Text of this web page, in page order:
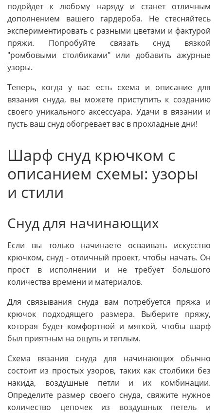
подойдет к любому наряду и станет отличным
дополнением вашего гардероба. Не стесняйтесь
экспериментировать с разными цветами и фактурой
пряжи. Попробуйте связать снуд вязкой
"ромбовыми столбиками" или добавить ажурные
узоры.
Теперь, когда у вас есть схема и описание для
вязания снуда, вы можете приступить к созданию
своего уникального аксессуара. Удачи в вязании и
пусть ваш снуд обогревает вас в прохладные дни!
Шарф снуд крючком с
описанием схемы: узоры
и стили
Снуд для начинающих
Если вы только начинаете осваивать искусство
крючком, снуд - отличный проект, чтобы начать. Он
прост в исполнении и не требует большого
количества времени и материалов.
Для связывания снуда вам потребуется пряжа и
крючок подходящего размера. Выберите пряжу,
которая будет комфортной и мягкой, чтобы шарф
был приятным на ощупь и теплым.
Схема вязания снуда для начинающих обычно
состоит из простых узоров, таких как столбики без
накида, воздушные петли и их комбинации.
Определите размер своего снуда, свяжите нужное
количество цепочек из воздушных петель и